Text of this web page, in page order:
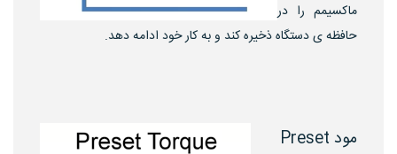
ماکسیمم را در
حافظه ی دستگاه ذخیره کند و به کار خود ادامه دهد.
مود Preset